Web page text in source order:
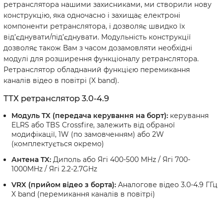
ретранслятора нашими захисниками, ми створили нову
конструкцію, яка одночасно і захищає електроні
компоненти ретранслятора, і дозволяє швидко їх
від’єднувати/під’єднувати. Модульність конструкції
дозволяє також Вам з часом дозамовляти необхідні
модулі для розширення функціоналу ретранслятора.
Ретранслятор обладнаний функцією перемикання
каналів відео в повітрі (X band).
ТТХ ретранслятор 3.0-4.9
Модуль TX (передача керування на борт): керування
ELRS або TBS Crossfire, залежить від обраної
модифікації, 1W (по замовченням) або 2W
(комплектується окремо)
Антена TX: Диполь або Ягі 400-500 MHz / Ягі 700-
1000MHz / Ягі 2.2-2.7GHz
VRX (прийом відео з борта): Аналогове відео 3.0-4.9 ГГц
X band (перемикання каналів в повітрі)